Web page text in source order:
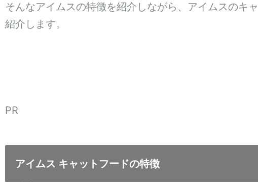
そんなアイムスの特徴を紹介しながら、アイムスのキ
紹介します。
PR
アイムス キャットフードの特徴